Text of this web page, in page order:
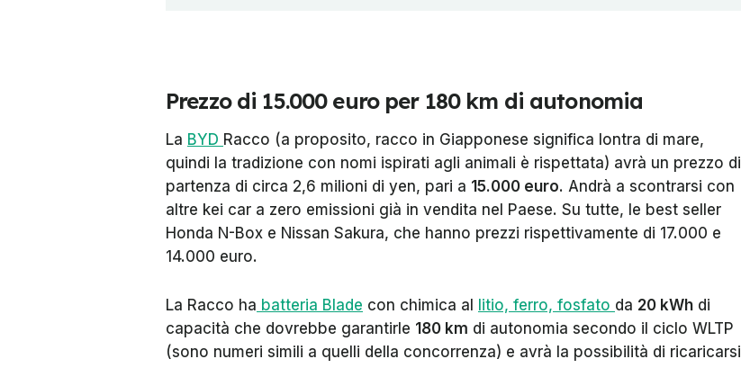
Prezzo di 15.000 euro per 180 km di autonomia
La BYD Racco (a proposito, racco in Giapponese significa lontra di mare,
quindi la tradizione con nomi ispirati agli animali è rispettata) avrà un prezzo di
partenza di circa 2,6 milioni di yen, pari a 15.000 euro. Andrà a scontrarsi con
altre kei car a zero emissioni già in vendita nel Paese. Su tutte, le best seller
Honda N-Box e Nissan Sakura, che hanno prezzi rispettivamente di 17.000 e
14.000 euro.
La Racco ha batteria Blade con chimica al litio, ferro, fosfato da 20 kWh di
capacità che dovrebbe garantirle 180 km di autonomia secondo il ciclo WLTP
(sono numeri simili a quelli della concorrenza) e avrà la possibilità di ricaricarsi